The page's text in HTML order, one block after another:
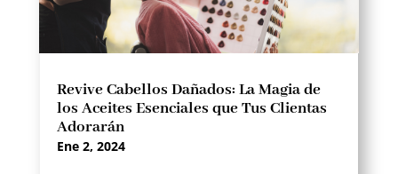
Revive Cabellos Dañados: La Magia de
los Aceites Esenciales que Tus Clientas
Adorarán
Ene 2, 2024